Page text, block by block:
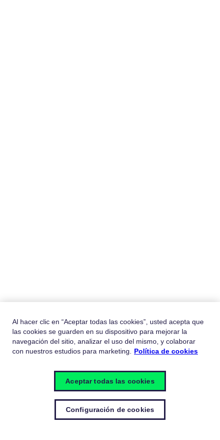
Al hacer clic en “Aceptar todas las cookies”, usted acepta que
las cookies se guarden en su dispositivo para mejorar la
navegación del sitio, analizar el uso del mismo, y colaborar
con nuestros estudios para marketing.
Política de cookies
Configuración de cookies
Aceptar todas las cookies